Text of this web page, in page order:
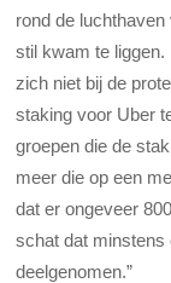
rond de
stil kwam te
zich niet bij de
staking voor Uber
groepen die de
meer die op een
dat er ongeveer
schat dat minstens
deelgenomen.”